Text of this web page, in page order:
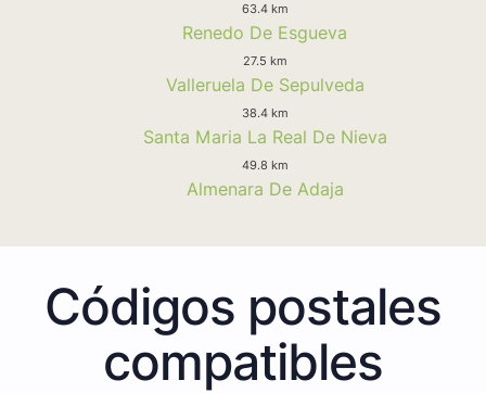
63.4 km
Renedo De Esgueva
27.5 km
Valleruela De Sepulveda
38.4 km
Santa Maria La Real De Nieva
49.8 km
Almenara De Adaja
Códigos postales
compatibles